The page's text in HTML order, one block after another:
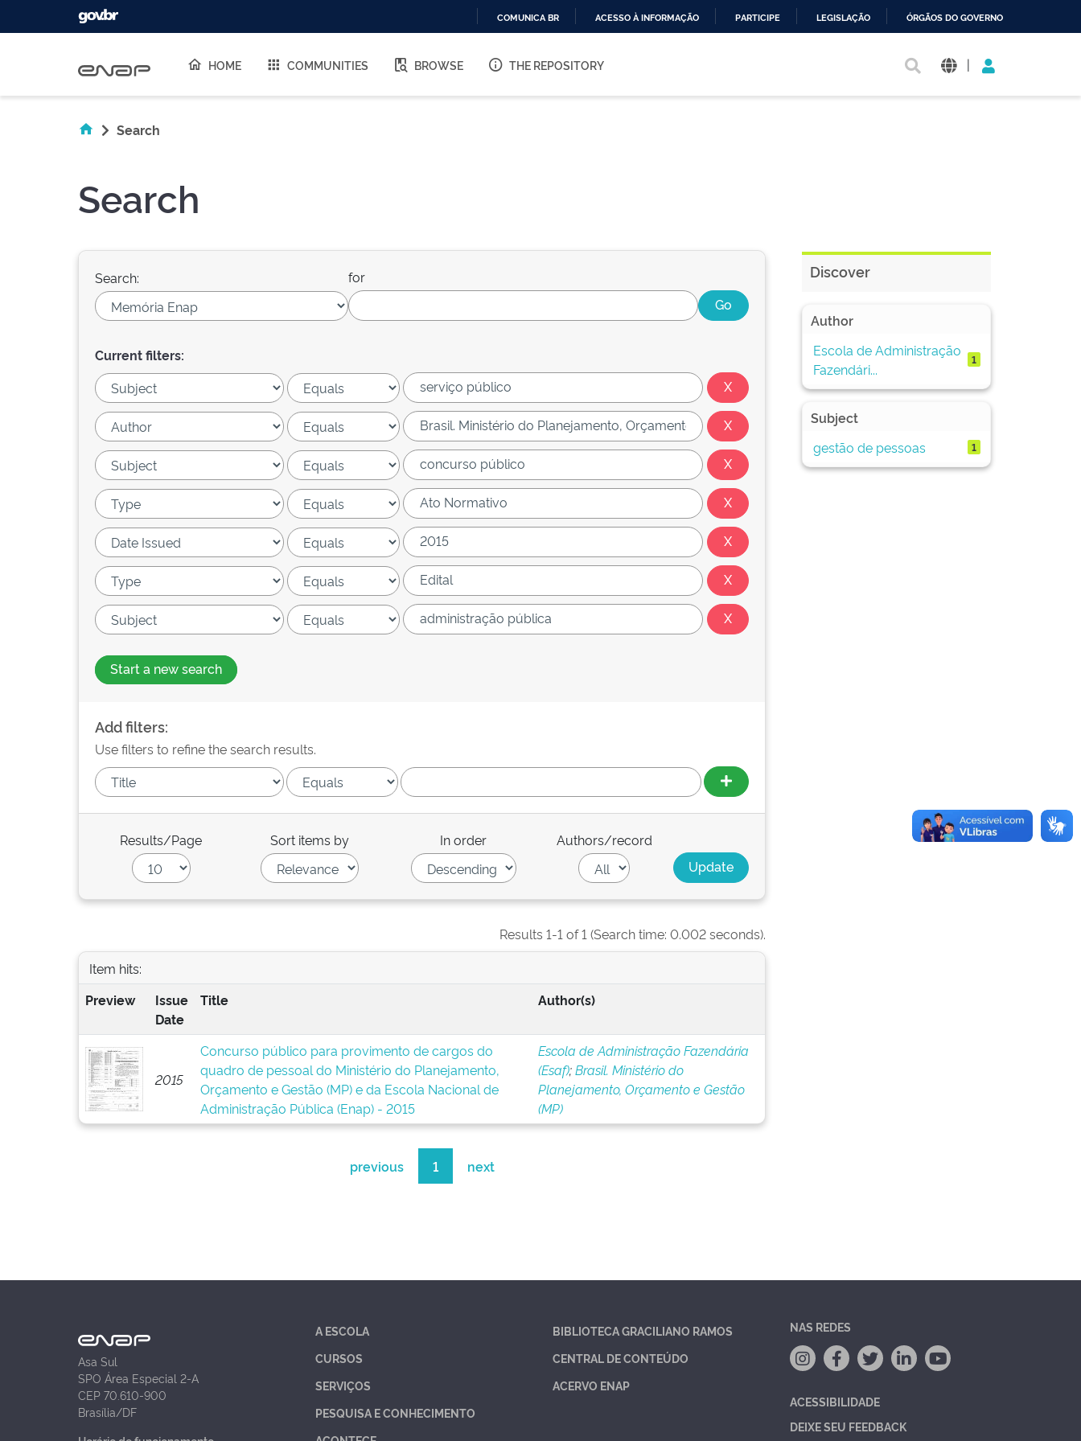
O
COMUNICA BR ACESSO À INFORMAÇÃO PARTICIPE LEGISLAÇÃO ÓRGÃOS DO GOVERNO
HOME COMMUNITIES BROWSE THE REPOSITORY |
Search
Search
Search: for
Current filters:
Start a new search
Add filters:
Use filters to refine the search results.
Results/Page Sort items by In order Authors/record
Results 1-1 of 1 (Search time: 0.002 seconds).
Item hits:
Preview
Issue
Date
Title Author(s)
2015
Concurso público para provimento de cargos do
quadro de pessoal do Ministério do Planejamento,
Orçamento e Gestão (MP) e da Escola Nacional de
Administração Pública (Enap) - 2015
Escola de Administração Fazendária
(Esaf);Brasil. Ministério do
Planejamento, Orçamento e Gestão
(MP)
previous 1 next
Discover
Author
Escola de Administração
Fazendári...
1
Subject
gestão de pessoas
1
Asa Sul
SPO Área Especial 2-A
CEP 70.610-900
Brasília/DF
A ESCOLA
CURSOS
SERVIÇOS
PESQUISA E CONHECIMENTO
BIBLIOTECA GRACILIANO RAMOS
CENTRAL DE CONTEÚDO
ACERVO ENAP
NAS REDES
ACESSIBILIDADE
DEIXE SEU FEEDBACK